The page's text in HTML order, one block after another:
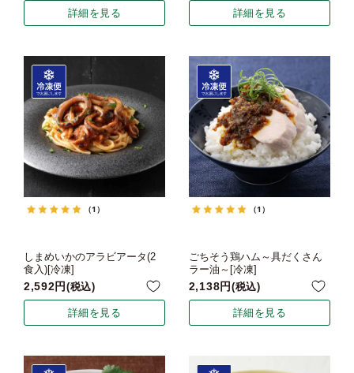
詳細を見る 詳細を見る
（1）
しまめいかのアラビアータ(2
食入)[冷凍]
2,592 税込
詳細を見る
（1）
ごちそう鶏ハム～具だくさん
ラー油～[冷凍]
2,138 税込
詳細を見る